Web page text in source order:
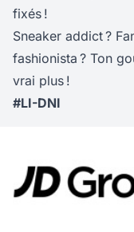
fixés !
Sneaker addict ?
fashionista ? Ton
vrai plus !
#LI-DNI